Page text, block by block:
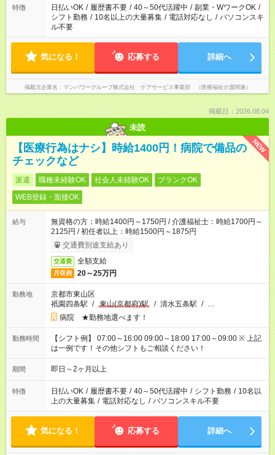
業はご案内が難しい場合があります
特徴 日払いOK / 履歴書不要 / 40～50代活躍中 / 副業・WワークOK /
シフト勤務 / 10名以上の大量募集 / 電話対応なし / パソコンスキ
ル不要
気になる！ 応募する 詳細へ
掲載元企業名 マンパワーグループ株式会社 ケアサービス事業部 （医療福祉介護関連）
掲載日：2026.08.04
未読
NEW
【医療行為はナシ】時給1400円！病院で備品の
チェックなど
派遣 職種未経験OK 社会人未経験OK
ブランクOK
WEB登録・面接OK
給与
無資格の方：時給1400円～1750円 / 介護福祉士：時給1700円～
2125円 / 初任者以上：時給1500円～1875円
交通費別途支給あり
交通費 全額支給
月収例 20～25万円
勤務地
京都市東山区
祇園四条駅 / 東山(京都府)駅 / 清水五条駅 / …
病院 ★勤務地選べます！
勤務時間
【シフト例】 07:00～16:00 09:00～18:00 17:00～09:00 ※ 上記
は一例です！その他シフトもご相談ください！
期間 即日～2ヶ月以上
特徴 日払いOK / 履歴書不要 / 40～50代活躍中 / シフト勤務 / 10名以
上の大量募集 / 電話対応なし / パソコンスキル不要
気になる！ 応募する 詳細へ